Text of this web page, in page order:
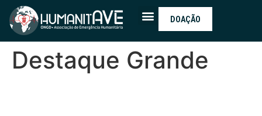
DOAÇÃO
Destaque Grande